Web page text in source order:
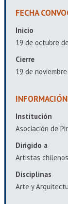
FECHA
Inicio
19 de octubre
Cierre
19 de
Institución
Asociación de
Dirigido a
Artistas
Disciplinas
Arte y